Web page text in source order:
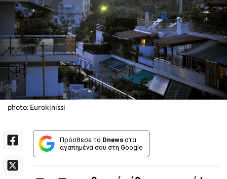
photo: Eurokinissi
Πρόσθεσε το Dnews στα
αγαπημένα σου στη Google